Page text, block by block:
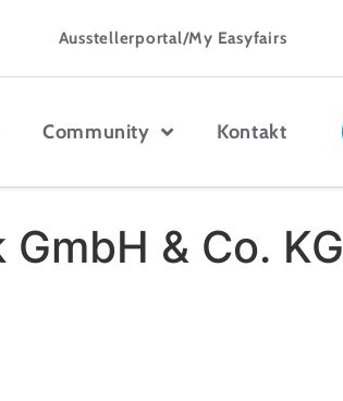
Ausstellerportal/My Easyfairs
Community Kontakt
& Co. KG